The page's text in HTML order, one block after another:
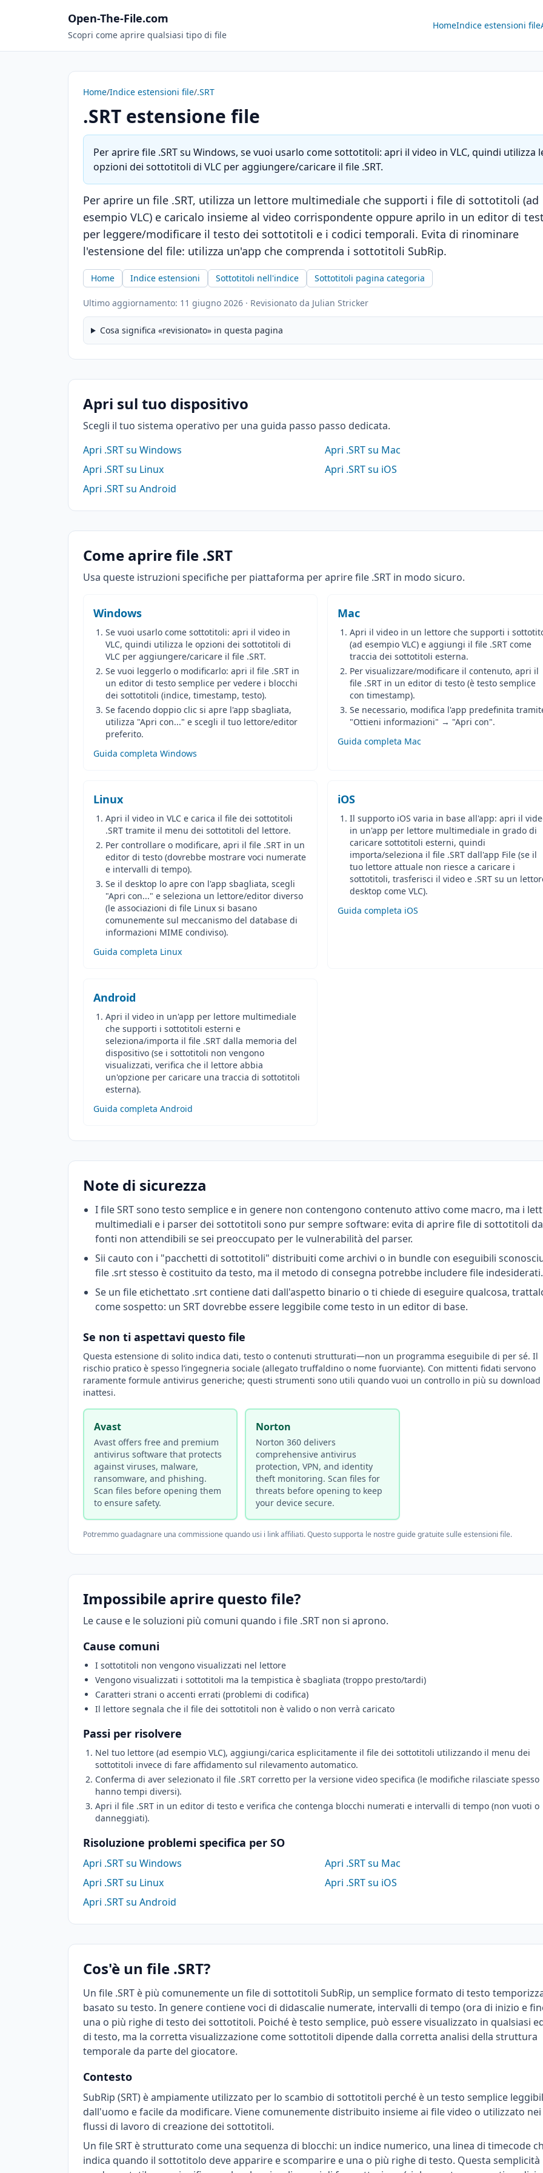
Open-The-File.com
Scopri come aprire qualsiasi tipo di file
HomeIndice estensioni file
Home/Indice estensioni file/.SRT
.SRT estensione file
Per aprire file .SRT su Windows, se vuoi usarlo come sottotitoli: apri il video in VLC, quindi utilizza
opzioni dei sottotitoli di VLC per aggiungere/caricare il file .SRT.
Per aprire un file .SRT, utilizza un lettore multimediale che supporti i file di sottotitoli (ad
esempio VLC) e caricalo insieme al video corrispondente oppure aprilo in un editor di
per leggere/modificare il testo dei sottotitoli e i codici temporali. Evita di rinominare
l'estensione del file: utilizza un'app che comprenda i sottotitoli SubRip.
Home Indice estensioni Sottotitoli nell'indice Sottotitoli pagina categoria
Ultimo aggiornamento: 11 giugno 2026 · Revisionato da Julian Stricker
Cosa significa «revisionato» in questa pagina
Apri sul tuo dispositivo
Scegli il tuo sistema operativo per una guida passo passo dedicata.
Apri .SRT su Windows
Apri .SRT su Mac
Apri .SRT su Linux
Apri .SRT su iOS
Apri .SRT su Android
Come aprire file .SRT
Usa queste istruzioni specifiche per piattaforma per aprire file .SRT in modo sicuro.
Windows
Se vuoi usarlo come sottotitoli: apri il video in
VLC, quindi utilizza le opzioni dei sottotitoli di
VLC per aggiungere/caricare il file .SRT.
Se vuoi leggerlo o modificarlo: apri il file .SRT in
un editor di testo semplice per vedere i blocchi
dei sottotitoli (indice, timestamp, testo).
Se facendo doppio clic si apre l'app sbagliata,
utilizza "Apri con..." e scegli il tuo lettore/editor
preferito.
Guida completa Windows
Mac
Apri il video in un lettore che supporti i
(ad esempio VLC) e aggiungi il file .SRT come
traccia dei sottotitoli esterna.
Per visualizzare/modificare il contenuto, apri il
file .SRT in un editor di testo (è testo semplice
con timestamp).
Se necessario, modifica l'app predefinita
"Ottieni informazioni" → "Apri con".
Guida completa Mac
Linux
Apri il video in VLC e carica il file dei sottotitoli
.SRT tramite il menu dei sottotitoli del lettore.
Per controllare o modificare, apri il file .SRT in un
editor di testo (dovrebbe mostrare voci numerate
e intervalli di tempo).
Se il desktop lo apre con l'app sbagliata, scegli
"Apri con..." e seleziona un lettore/editor diverso
(le associazioni di file Linux si basano
comunemente sul meccanismo del database di
informazioni MIME condiviso).
Guida completa Linux
iOS
Il supporto iOS varia in base all'app: apri il
in un'app per lettore multimediale in grado di
caricare sottotitoli esterni, quindi
importa/seleziona il file .SRT dall'app File (se il
tuo lettore attuale non riesce a caricare i
sottotitoli, trasferisci il video e .SRT su un
desktop come VLC).
Guida completa iOS
Android
Apri il video in un'app per lettore multimediale
che supporti i sottotitoli esterni e
seleziona/importa il file .SRT dalla memoria del
dispositivo (se i sottotitoli non vengono
visualizzati, verifica che il lettore abbia
un'opzione per caricare una traccia di sottotitoli
esterna).
Guida completa Android
Note di sicurezza
I file SRT sono testo semplice e in genere non contengono contenuto attivo come macro, ma i
multimediali e i parser dei sottotitoli sono pur sempre software: evita di aprire file di sottotitoli da
fonti non attendibili se sei preoccupato per le vulnerabilità del parser.
Sii cauto con i "pacchetti di sottotitoli" distribuiti come archivi o in bundle con eseguibili
file .srt stesso è costituito da testo, ma il metodo di consegna potrebbe includere file indesiderati.
Se un file etichettato .srt contiene dati dall'aspetto binario o ti chiede di eseguire qualcosa,
come sospetto: un SRT dovrebbe essere leggibile come testo in un editor di base.
Se non ti aspettavi questo file
Questa estensione di solito indica dati, testo o contenuti strutturati—non un programma eseguibile di per sé. Il
rischio pratico è spesso l’ingegneria sociale (allegato truffaldino o nome fuorviante). Con mittenti fidati servono
raramente formule antivirus generiche; questi strumenti sono utili quando vuoi un controllo in più su download
inattesi.
Avast
Avast offers free and premium
antivirus software that protects
against viruses, malware,
ransomware, and phishing.
Scan files before opening them
to ensure safety.
Norton
Norton 360 delivers
comprehensive antivirus
protection, VPN, and identity
theft monitoring. Scan files for
threats before opening to keep
your device secure.
Potremmo guadagnare una commissione quando usi i link affiliati. Questo supporta le nostre guide gratuite sulle estensioni file.
Impossibile aprire questo file?
Le cause e le soluzioni più comuni quando i file .SRT non si aprono.
Cause comuni
I sottotitoli non vengono visualizzati nel lettore
Vengono visualizzati i sottotitoli ma la tempistica è sbagliata (troppo presto/tardi)
Caratteri strani o accenti errati (problemi di codifica)
Il lettore segnala che il file dei sottotitoli non è valido o non verrà caricato
Passi per risolvere
Nel tuo lettore (ad esempio VLC), aggiungi/carica esplicitamente il file dei sottotitoli utilizzando il menu dei
sottotitoli invece di fare affidamento sul rilevamento automatico.
Conferma di aver selezionato il file .SRT corretto per la versione video specifica (le modifiche rilasciate spesso
hanno tempi diversi).
Apri il file .SRT in un editor di testo e verifica che contenga blocchi numerati e intervalli di tempo (non vuoti o
danneggiati).
Risoluzione problemi specifica per SO
Apri .SRT su Windows
Apri .SRT su Mac
Apri .SRT su Linux
Apri .SRT su iOS
Apri .SRT su Android
Cos'è un file .SRT?
Un file .SRT è più comunemente un file di sottotitoli SubRip, un semplice formato di testo
basato su testo. In genere contiene voci di didascalie numerate, intervalli di tempo (ora di inizio e
una o più righe di testo dei sottotitoli. Poiché è testo semplice, può essere visualizzato in qualsiasi
di testo, ma la corretta visualizzazione come sottotitoli dipende dalla corretta analisi della struttura
temporale da parte del giocatore.
Contesto
SubRip (SRT) è ampiamente utilizzato per lo scambio di sottotitoli perché è un testo semplice
dall'uomo e facile da modificare. Viene comunemente distribuito insieme ai file video o utilizzato nei
flussi di lavoro di creazione dei sottotitoli.
Un file SRT è strutturato come una sequenza di blocchi: un indice numerico, una linea di timecode
indica quando il sottotitolo deve apparire e scomparire e una o più righe di testo. Questa semplicità